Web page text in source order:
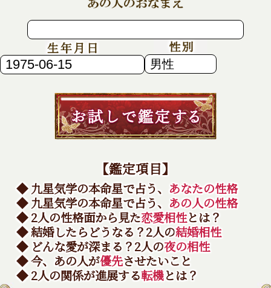
【鑑定項目】
◆ 九星気学の本命星で占う、 あなたの性格
◆ 九星気学の本命星で占う、 あの人の性格
◆ 2人の性格面から見た恋愛相性とは？
◆ 結婚したらどうなる？2人の結婚相性
◆ どんな愛が深まる？2人の夜の相性
◆ 今、あの人が優先させたいこと
◆ 2人の関係が進展する転機とは？